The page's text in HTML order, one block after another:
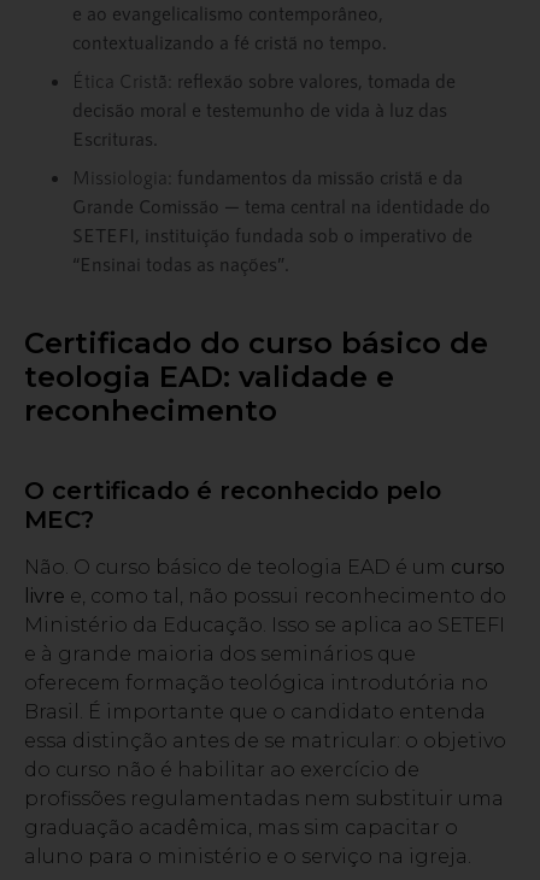
e ao evangelicalismo contemporâneo,
contextualizando a fé cristã no tempo.
Ética Cristã:
reflexão sobre valores, tomada de
decisão moral e testemunho de vida à luz das
Escrituras.
Missiologia: fundamentos da missão cristã e da
Grande Comissão — tema central na identidade do
SETEFI, instituição fundada sob o imperativo de
“Ensinai todas as nações”.
Certificado do curso básico de
teologia EAD: validade e
reconhecimento
O certificado é reconhecido pelo
MEC?
Não. O curso básico de teologia EAD é um curso
livre e, como tal, não possui reconhecimento do
Ministério da Educação. Isso se aplica ao SETEFI
e à grande maioria dos seminários que
oferecem formação teológica introdutória no
Brasil. É importante que o candidato entenda
essa distinção antes de se matricular: o objetivo
do curso não é habilitar ao exercício de
profissões regulamentadas nem substituir uma
graduação acadêmica, mas sim capacitar o
aluno para o ministério e o serviço na igreja.